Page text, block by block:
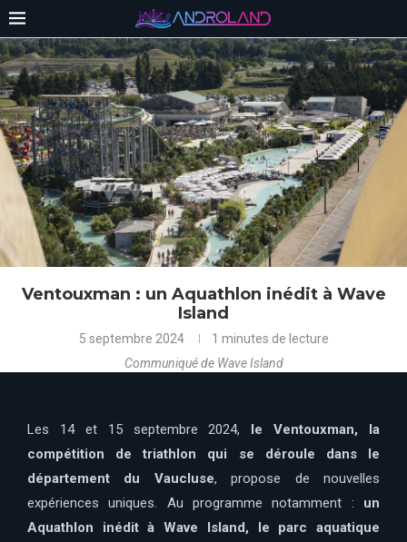
Ventouxman : un Aquathlon inédit à Wave
Island
5 septembre 2024
1 minutes de lecture
Communiqué de Wave Island
Les 14 et 15 septembre 2024, le Ventouxman, la
compétition de triathlon qui se déroule dans le
département du Vaucluse, propose de nouvelles
expériences uniques. Au programme notamment : un
Aquathlon inédit à Wave Island, le parc aquatique